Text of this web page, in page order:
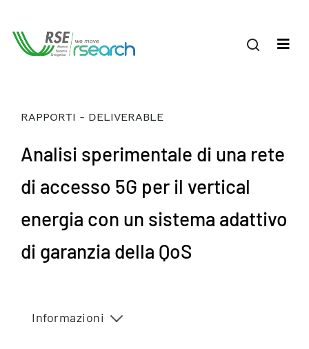
RAPPORTI - DELIVERABLE
Analisi sperimentale di una rete
di accesso 5G per il vertical
energia con un sistema adattivo
di garanzia della QoS
Informazioni